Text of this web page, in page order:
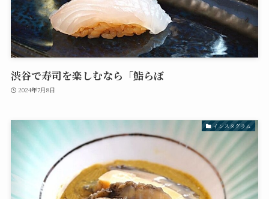
渋谷で寿司を楽しむなら「鮨らぼ
2024年7月8日
インスタグラム